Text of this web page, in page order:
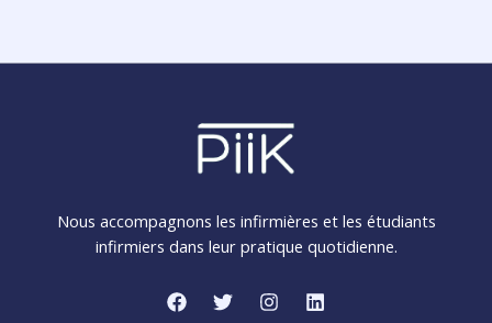
Nous accompagnons les infirmières et les étudiants
infirmiers dans leur pratique quotidienne.